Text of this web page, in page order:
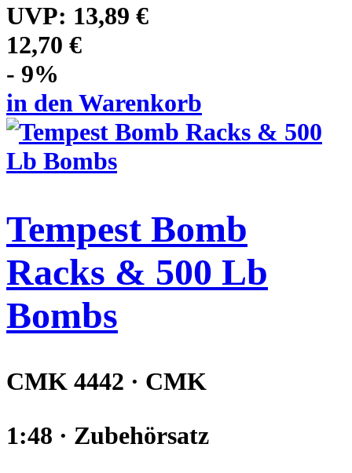
UVP: 13,89 €
12,70 €
- 9%
in den Warenkorb
Tempest Bomb
Racks & 500 Lb
Bombs
CMK 4442 · CMK
1:48 · Zubehörsatz